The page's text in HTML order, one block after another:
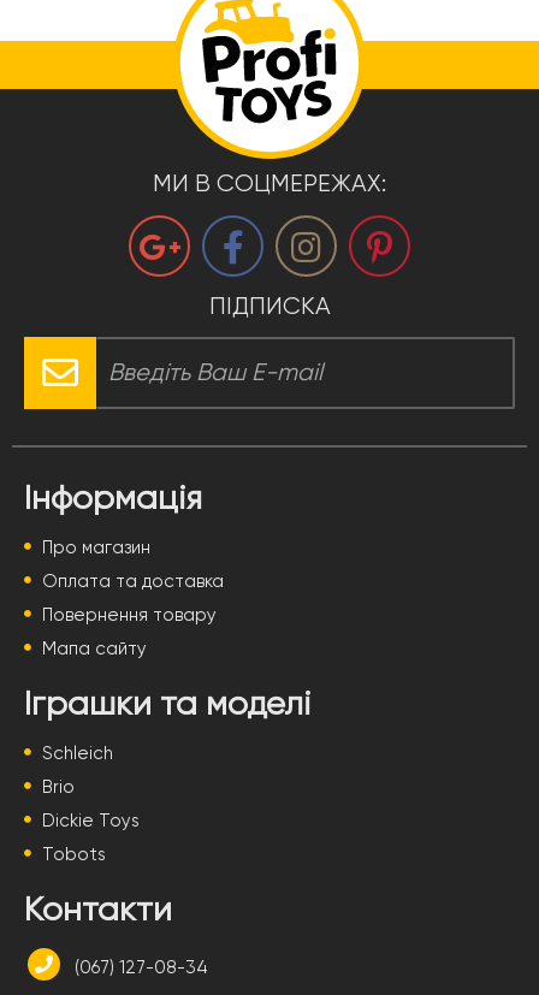
МИ В СОЦМЕРЕЖАХ:
ПІДПИСКА
Інформація
Про магазин
Оплата та доставка
Повернення товару
Мапа сайту
Іграшки та моделі
Schleich
Brio
Dickie Toys
Tobots
Контакти
(067) 127-08-34